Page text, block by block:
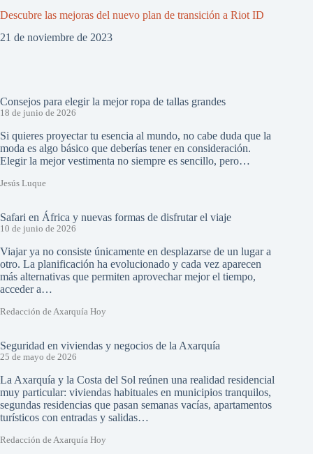
Descubre las mejoras del nuevo plan de transición a Riot ID
21 de noviembre de 2023
Consejos para elegir la mejor ropa de tallas grandes
18 de junio de 2026
Si quieres proyectar tu esencia al mundo, no cabe duda que la
moda es algo básico que deberías tener en consideración.
Elegir la mejor vestimenta no siempre es sencillo, pero…
Jesús Luque
Safari en África y nuevas formas de disfrutar el viaje
10 de junio de 2026
Viajar ya no consiste únicamente en desplazarse de un lugar a
otro. La planificación ha evolucionado y cada vez aparecen
más alternativas que permiten aprovechar mejor el tiempo,
acceder a…
Redacción de Axarquía Hoy
Seguridad en viviendas y negocios de la Axarquía
25 de mayo de 2026
La Axarquía y la Costa del Sol reúnen una realidad residencial
muy particular: viviendas habituales en municipios tranquilos,
segundas residencias que pasan semanas vacías, apartamentos
turísticos con entradas y salidas…
Redacción de Axarquía Hoy